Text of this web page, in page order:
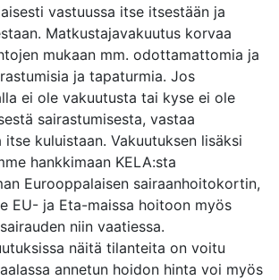
vastuussa itse itsestään ja
Matkustajavakuutus korvaa
mukaan mm. odottamattomia ja
ja tapaturmia. Jos
ei ole vakuutusta tai kyse ei ole
sairastumisesta, vastaa
itse kuluistaan. Vakuutuksen lisäksi
hankkimaan KELA:sta
Eurooppalaisen sairaanhoitokortin,
EU- ja Eta-maissa hoitoon myös
niin vaatiessa.
näitä tilanteita on voitu
annetun hoidon hinta voi myös